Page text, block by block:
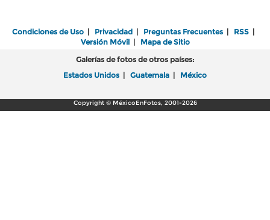
Condiciones de Uso | Privacidad | Preguntas Frecuentes | RSS |
Versión Móvil| Mapa de Sitio
Galerías de fotos de otros países:
Estados Unidos | Guatemala | México
Copyright © MéxicoEnFotos, 2001-2026